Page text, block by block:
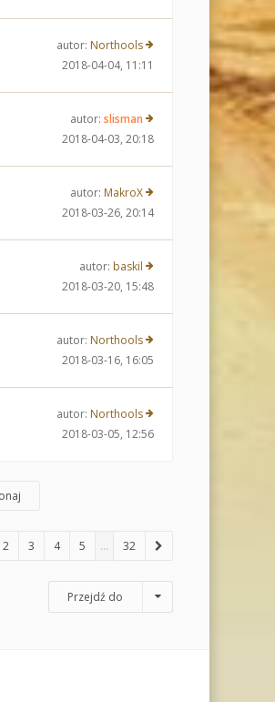
autor: Northools
2018-04-04, 11:11
autor: slisman
2018-04-03, 20:18
autor: MakroX
2018-03-26, 20:14
autor: baskil
2018-03-20, 15:48
autor: Northools
2018-03-16, 16:05
autor: Northools
2018-03-05, 12:56
2 3 4 5 … 32
Przejdź do